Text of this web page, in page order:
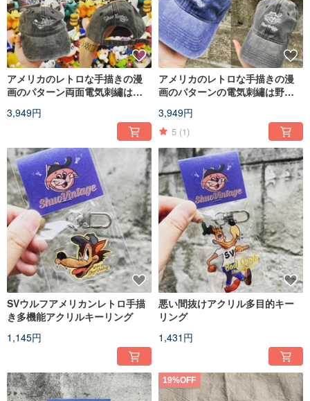
アメリカのレトロな手描きの漫
画のパターン両面電気刺繡は野
3,949円
アメリカのレトロな手描きの漫
画のパターンの電気刺繡は野球
3,949円
5 (1)
SVウルフアメリカンレトロ手描
き多機能アクリルキーリング
1,145円
悪い間抜けアクリル多目的キー
リング
1,431円
19%OFF